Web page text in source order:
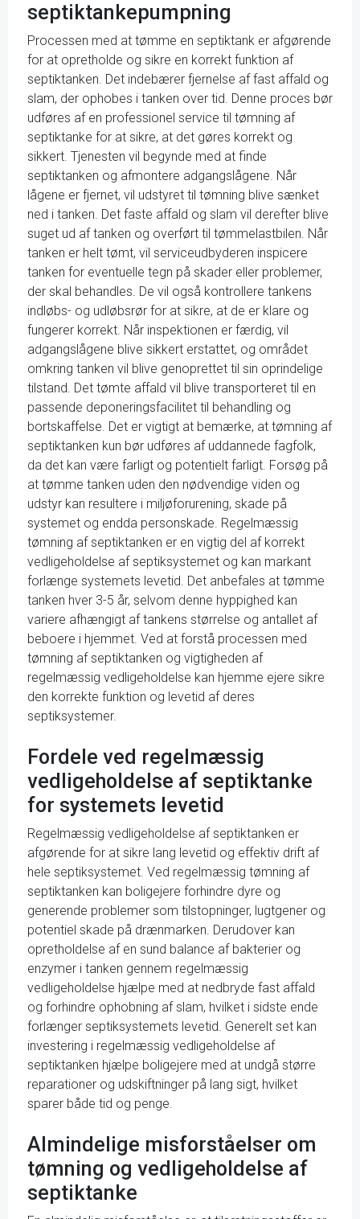
septiktankepumpning
Processen med at tømme en septiktank er afgørende
for at opretholde og sikre en korrekt funktion af
septiktanken. Det indebærer fjernelse af fast affald og
slam, der ophobes i tanken over tid. Denne proces bør
udføres af en professionel service til tømning af
septiktanke for at sikre, at det gøres korrekt og
sikkert. Tjenesten vil begynde med at finde
septiktanken og afmontere adgangslågene. Når
lågene er fjernet, vil udstyret til tømning blive sænket
ned i tanken. Det faste affald og slam vil derefter blive
suget ud af tanken og overført til tømmelastbilen. Når
tanken er helt tømt, vil serviceudbyderen inspicere
tanken for eventuelle tegn på skader eller problemer,
der skal behandles. De vil også kontrollere tankens
indløbs- og udløbsrør for at sikre, at de er klare og
fungerer korrekt. Når inspektionen er færdig, vil
adgangslågene blive sikkert erstattet, og området
omkring tanken vil blive genoprettet til sin oprindelige
tilstand. Det tømte affald vil blive transporteret til en
passende deponeringsfacilitet til behandling og
bortskaffelse. Det er vigtigt at bemærke, at tømning af
septiktanken kun bør udføres af uddannede fagfolk,
da det kan være farligt og potentielt farligt. Forsøg på
at tømme tanken uden den nødvendige viden og
udstyr kan resultere i miljøforurening, skade på
systemet og endda personskade. Regelmæssig
tømning af septiktanken er en vigtig del af korrekt
vedligeholdelse af septiksystemet og kan markant
forlænge systemets levetid. Det anbefales at tømme
tanken hver 3-5 år, selvom denne hyppighed kan
variere afhængigt af tankens størrelse og antallet af
beboere i hjemmet. Ved at forstå processen med
tømning af septiktanken og vigtigheden af
regelmæssig vedligeholdelse kan hjemme ejere sikre
den korrekte funktion og levetid af deres
septiksystemer.
Fordele ved regelmæssig
vedligeholdelse af septiktanke
for systemets levetid
Regelmæssig vedligeholdelse af septiktanken er
afgørende for at sikre lang levetid og effektiv drift af
hele septiksystemet. Ved regelmæssig tømning af
septiktanken kan boligejere forhindre dyre og
generende problemer som tilstopninger, lugtgener og
potentiel skade på drænmarken. Derudover kan
opretholdelse af en sund balance af bakterier og
enzymer i tanken gennem regelmæssig
vedligeholdelse hjælpe med at nedbryde fast affald
og forhindre ophobning af slam, hvilket i sidste ende
forlænger septiksystemets levetid. Generelt set kan
investering i regelmæssig vedligeholdelse af
septiktanken hjælpe boligejere med at undgå større
reparationer og udskiftninger på lang sigt, hvilket
sparer både tid og penge.
Almindelige misforståelser om
tømning og vedligeholdelse af
septiktanke